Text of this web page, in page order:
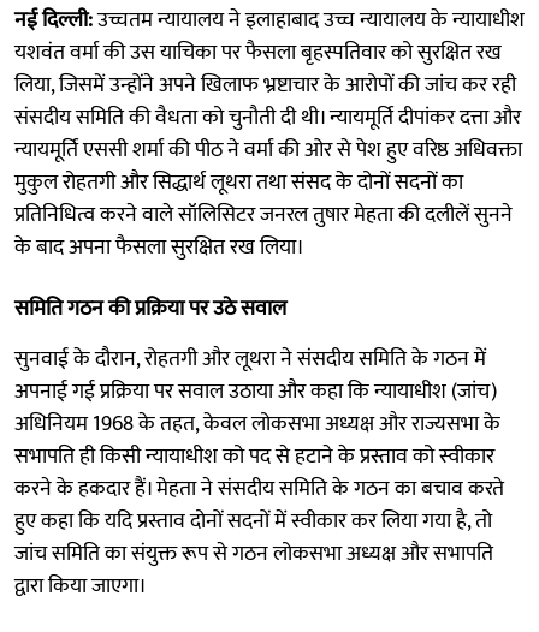
नई दिल्ली:उच्चतम न्यायालय ने इलाहाबाद उच्च न्यायालय के न्यायाधीश
यशवंत वर्मा की उस याचिका पर फैसला बृहस्पतिवार को सुरक्षित रख
लिया, जिसमें उन्होंने अपने खिलाफ भ्रष्टाचार के आरोपों की जांच कर रही
संसदीय समिति की वैधता को चुनौती दी थी। न्यायमूर्ति दीपांकर दत्ता और
न्यायमूर्ति एससी शर्मा की पीठ ने वर्मा की ओर से पेश हुए वरिष्ठ अधिवक्ता
मुकुल रोहतगी और सिद्धार्थ लूथरा तथा संसद के दोनों सदनों का
प्रतिनिधित्व करने वाले सॉलिसिटर जनरल तुषार मेहता की दलीलें सुनने
के बाद अपना फैसला सुरक्षित रख लिया।
समिति गठन की प्रक्रिया पर उठे सवाल
सुनवाई के दौरान, रोहतगी और लूथरा ने संसदीय समिति के गठन में
अपनाई गई प्रक्रिया पर सवाल उठाया और कहा कि न्यायाधीश (जांच)
अधिनियम 1968 के तहत, केवल लोकसभा अध्यक्ष और राज्यसभा के
सभापति ही किसी न्यायाधीश को पद से हटाने के प्रस्ताव को स्वीकार
करने के हकदार हैं। मेहता ने संसदीय समिति के गठन का बचाव करते
हुए कहा कि यदि प्रस्ताव दोनों सदनों में स्वीकार कर लिया गया है, तो
जांच समिति का संयुक्त रूप से गठन लोकसभा अध्यक्ष और सभापति
द्वारा किया जाएगा।